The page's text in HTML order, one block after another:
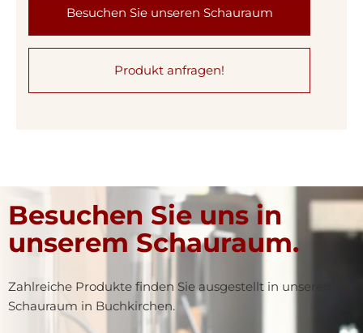
Besuchen Sie unseren Schauraum
Produkt anfragen!
Besuchen Sie uns in
unserem Schauraum.
Zahlreiche Produkte finden Sie ausgestellt in unserem
Schauraum in Buchkirchen.